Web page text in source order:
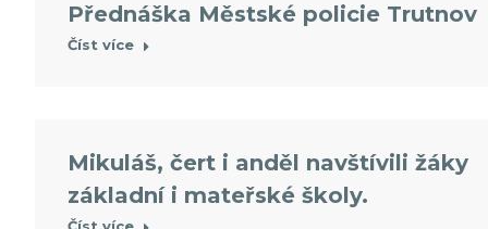
Přednáška Městské policie Trutnov
Číst více
Mikuláš, čert i anděl navštívili žáky
základní i mateřské školy.